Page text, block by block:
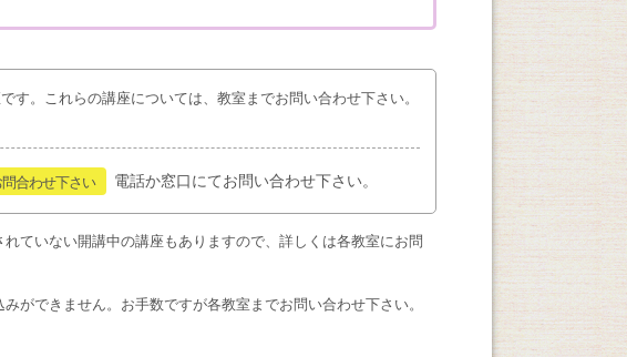
す。これらの講座については、教室までお問い合わせ下さい。
問合わせ下さい 電話か窓口にてお問い合わせ下さい。
ていない開講中の講座もありますので、詳しくは各教室にお問
ができません。お手数ですが各教室までお問い合わせ下さい。